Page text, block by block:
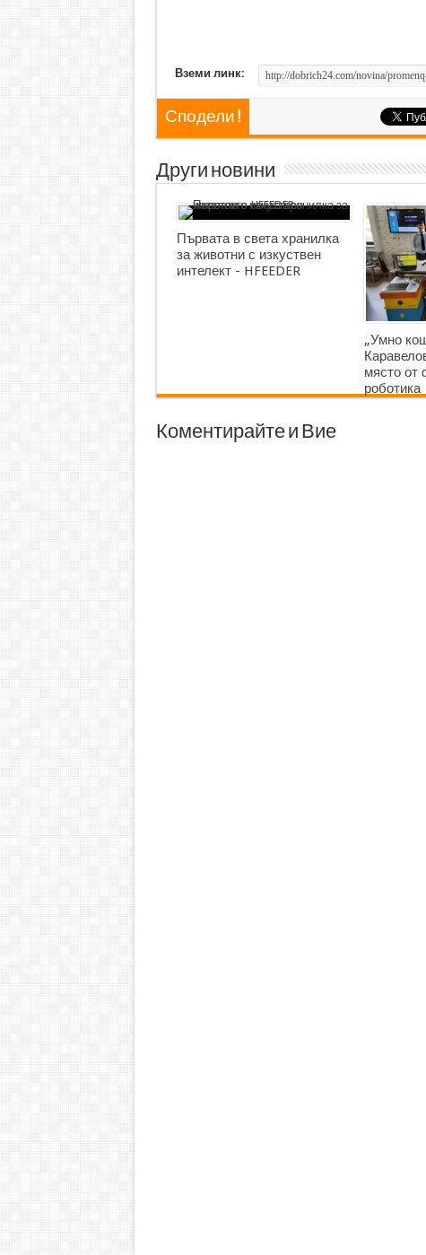
Вземи линк:
Сподели !
Други новини
Първата в света хранилка
за животни с изкуствен
интелект - HFEEDER
„Умно
място от
роботика
Коментирайте и Вие